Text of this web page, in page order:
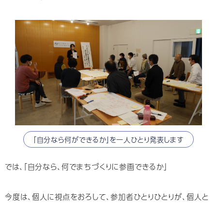
「自分なら何ができるか」を一人ひとり発表します
では、「⾃分なら、何でまちづくりに参画できるか」
今度は、個⼈に視点をおろして、参加者ひとりひとりが、個⼈と